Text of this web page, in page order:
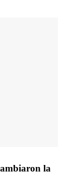
la